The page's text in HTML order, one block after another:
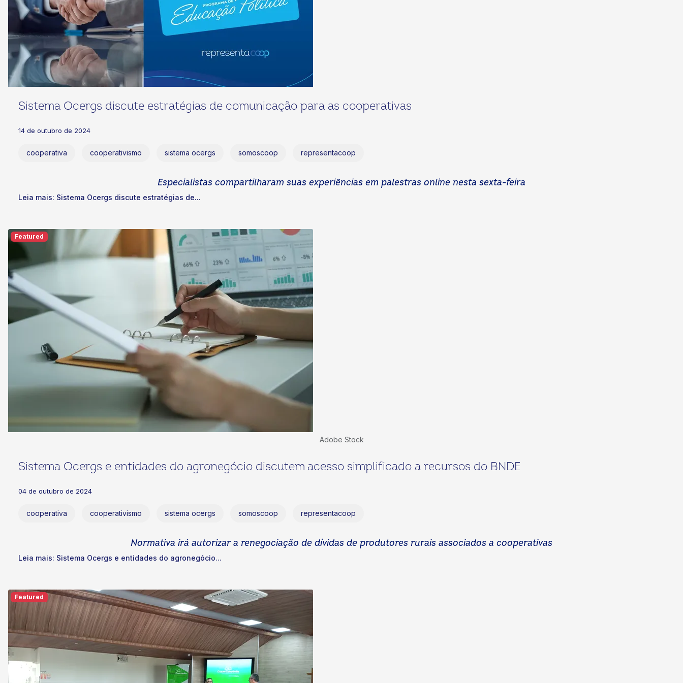
Sistema Ocergs discute estratégias de comunicação para as cooperativas
14 de outubro de 2024
cooperativa cooperativismo sistema ocergs somoscoop representacoop
Especialistas compartilharam suas experiências em palestras online nesta sexta-feira
Leia mais: Sistema Ocergs discute estratégias de...
Adobe Stock
Featured
Sistema Ocergs e entidades do agronegócio discutem acesso simplificado a recursos do BNDE
04 de outubro de 2024
cooperativa cooperativismo sistema ocergs somoscoop representacoop
Normativa irá autorizar a renegociação de dívidas de produtores rurais associados a cooperativas
Leia mais: Sistema Ocergs e entidades do agronegócio...
Featured